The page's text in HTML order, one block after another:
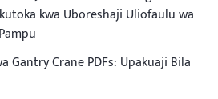
kwa Uboreshaji Uliofaulu wa
Gantry Crane PDFs: Upakuaji Bila